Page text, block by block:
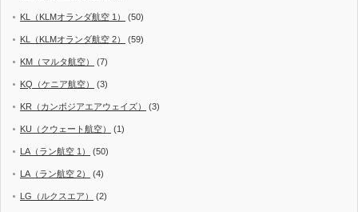
KL（KLMオランダ航空 1） (50)
KL（KLMオランダ航空 2） (59)
KM（マルタ航空） (7)
KQ（ケニア航空） (3)
KR（カンボジアエアウェイズ） (3)
KU（クウェート航空） (1)
LA（ラン航空 1） (50)
LA（ラン航空 2） (4)
LG（ルクスエア） (2)